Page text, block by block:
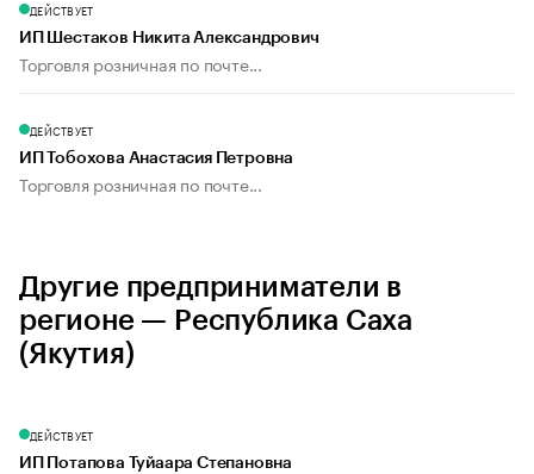
ДЕЙСТВУЕТ
ИП Шестаков Никита Александрович
Торговля розничная по почте...
ДЕЙСТВУЕТ
ИП Тобохова Анастасия Петровна
Торговля розничная по почте...
Другие предприниматели в
регионе — Республика Саха
(Якутия)
ДЕЙСТВУЕТ
ИП Потапова Туйаара Степановна